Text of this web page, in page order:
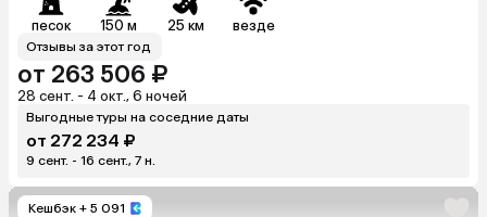
песок 150 м 25 км везде
Отзывы за этот год
от 263 506 ₽
28 сент. - 4 окт., 6 ночей
Выгодные туры на соседние даты
от 272 234 ₽
9 сент. - 16 сент., 7 н.
Кешбэк + 5 091